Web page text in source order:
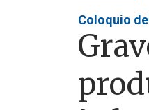
Coloquio